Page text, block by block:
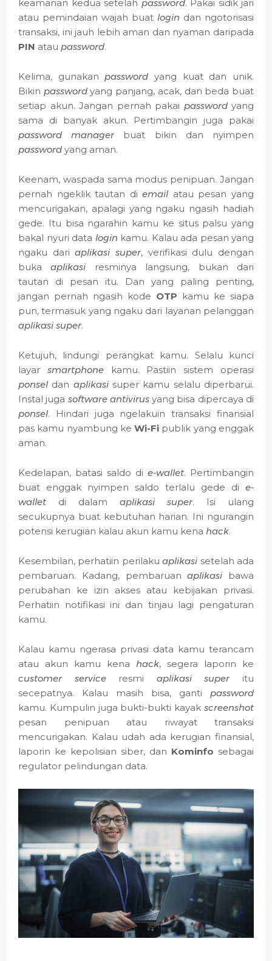
keamanan kedua setelah password. Pakai sidik jari
atau pemindaian wajah buat login dan ngotorisasi
transaksi, ini jauh lebih aman dan nyaman daripada
PIN atau password.
Kelima, gunakanpassword yang kuat dan unik.
Bikin passwordyang panjang, acak, dan beda buat
setiap akun. Jangan pernah pakai passwordyang
sama di banyak akun. Pertimbangin juga pakai
password managerbuat bikin dan nyimpen
password yang aman.
Keenam, waspada sama modus penipuan. Jangan
pernah ngeklik tautan diemailatau pesan yang
mencurigakan, apalagi yang ngaku ngasih hadiah
gede. Itu bisa ngarahin kamu ke situs palsu yang
bakal nyuri data login kamu. Kalau ada pesan yang
ngaku dariaplikasi super, verifikasi dulu dengan
bukaaplikasi resminya langsung, bukan dari
tautan di pesan itu. Dan yang paling penting,
jangan pernah ngasih kode OTP kamu ke siapa
pun, termasuk yang ngaku dari layanan pelanggan
aplikasi super.
Ketujuh, lindungi perangkat kamu. Selalu kunci
layar smartphonekamu. Pastiin sistem operasi
ponseldan aplikasisuper kamu selalu diperbarui.
Instal juga software antivirusyang bisa dipercaya di
ponsel. Hindari juga ngelakuin transaksi finansial
pas kamu nyambung keWi-Fi publik yang enggak
aman.
Kedelapan, batasi saldo di e-wallet. Pertimbangin
buat enggak nyimpen saldo terlalu gede di e-
wallet di dalam aplikasi super. Isi ulang
secukupnya buat kebutuhan harian. Ini ngurangin
potensi kerugian kalau akun kamu kena hack.
Kesembilan, perhatiin perilakuaplikasi setelah ada
pembaruan. Kadang, pembaruanaplikasi bawa
perubahan ke izin akses atau kebijakan privasi.
Perhatiin notifikasi ini dan tinjau lagi pengaturan
kamu.
Kalau kamu ngerasa privasi data kamu terancam
atau akun kamu kena hack, segera laporin ke
customer serviceresmi aplikasi superitu
secepatnya. Kalau masih bisa, ganti password
kamu. Kumpulin juga bukti-bukti kayak screenshot
pesan penipuan atau riwayat transaksi
mencurigakan. Kalau udah ada kerugian finansial,
laporin ke kepolisian siber, dan Kominfo sebagai
regulator pelindungan data.